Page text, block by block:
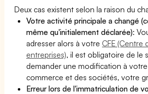
Deux cas existent selon la raison du
Votre activité principale a changé
même qu'initialement déclarée):
adresser alors à votre CFE (Centre
entreprises), il est obligatoire de le
demander une modification à votre
commerce et des sociétés, votre
Erreur lors de l'immatriculation de